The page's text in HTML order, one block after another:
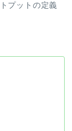
プットの定義